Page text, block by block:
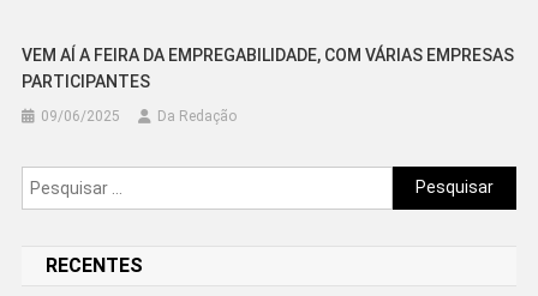
VEM AÍ A FEIRA DA EMPREGABILIDADE, COM VÁRIAS EMPRESAS
PARTICIPANTES
09/06/2025 Da Redação
Pesquisar
por:
RECENTES